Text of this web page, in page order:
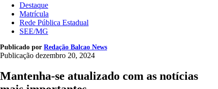
Destaque
Matrícula
Rede Pública Estadual
SEE/MG
Publicado por Redação Balcao News
Publicação dezembro 20, 2024
Mantenha-se atualizado com as notícias